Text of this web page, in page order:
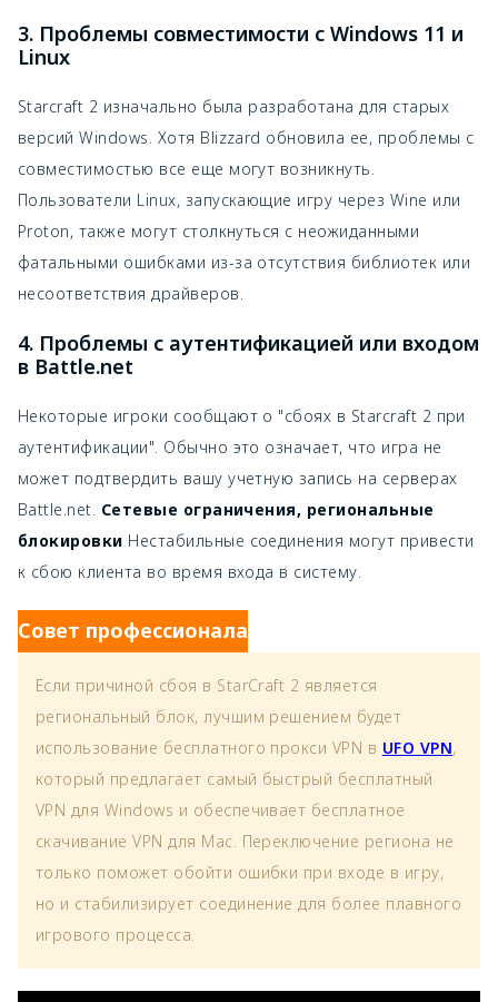
3. Проблемы совместимости с Windows 11 и
Linux
Starcraft 2 изначально была разработана для старых
версий Windows. Хотя Blizzard обновила ее, проблемы с
совместимостью все еще могут возникнуть.
Пользователи Linux, запускающие игру через Wine или
Proton, также могут столкнуться с неожиданными
фатальными ошибками из-за отсутствия библиотек или
несоответствия драйверов.
4. Проблемы с аутентификацией или входом
в Battle.net
Некоторые игроки сообщают о "сбоях в Starcraft 2 при
аутентификации". Обычно это означает, что игра не
может подтвердить вашу учетную запись на серверах
Battle.net. Сетевые ограничения, региональные
блокировки Нестабильные соединения могут привести
к сбою клиента во время входа в систему.
Совет профессионала
Если причиной сбоя в StarCraft 2 является
региональный блок, лучшим решением будет
использование бесплатного прокси VPN в UFO VPN,
который предлагает самый быстрый бесплатный
VPN для Windows и обеспечивает бесплатное
скачивание VPN для Mac. Переключение региона не
только поможет обойти ошибки при входе в игру,
но и стабилизирует соединение для более плавного
игрового процесса.